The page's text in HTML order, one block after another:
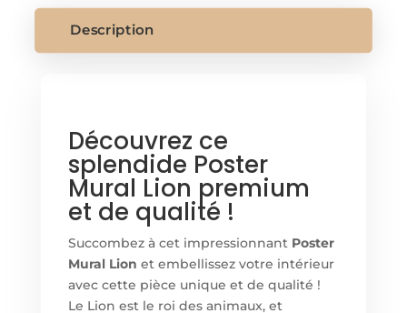
Description
Découvrez ce
splendide Poster
Mural Lion premium
et de qualité !
Succombez à cet impressionnant Poster
Mural Lion et embellissez votre intérieur
avec cette pièce unique et de qualité !
Le Lion est le roi des animaux, et